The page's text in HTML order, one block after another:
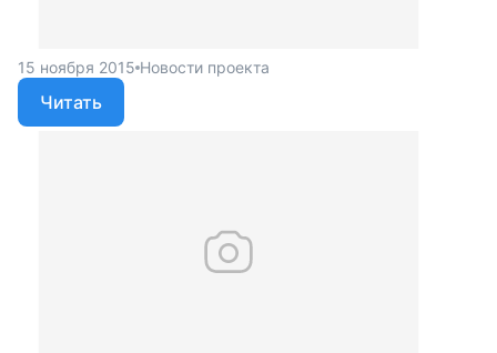
15 ноября 2015 Новости проекта
Читать